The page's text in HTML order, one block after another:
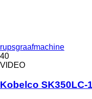
rupsgraafmachine
40
VIDEO
Kobelco SK350LC-